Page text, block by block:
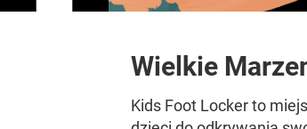
Wielkie
Kids Foot Locker to